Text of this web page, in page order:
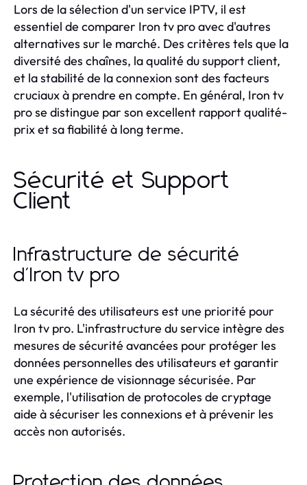
Lors de la sélection d'un service IPTV, il est
essentiel de comparer Iron tv pro avec d'autres
alternatives sur le marché. Des critères tels que la
diversité des chaînes, la qualité du support client,
et la stabilité de la connexion sont des facteurs
cruciaux à prendre en compte. En général, Iron tv
pro se distingue par son excellent rapport qualité-
prix et sa fiabilité à long terme.
Sécurité et Support
Client
Infrastructure de sécurité
d'Iron tv pro
La sécurité des utilisateurs est une priorité pour
Iron tv pro. L'infrastructure du service intègre des
mesures de sécurité avancées pour protéger les
données personnelles des utilisateurs et garantir
une expérience de visionnage sécurisée. Par
exemple, l'utilisation de protocoles de cryptage
aide à sécuriser les connexions et à prévenir les
accès non autorisés.